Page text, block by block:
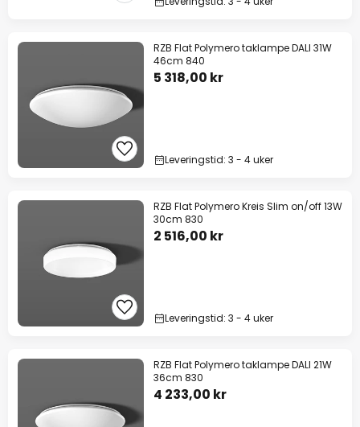
RZB Flat Polymero taklampe DALI 31W
46cm 840
5 318,00 kr
Leveringstid: 3 - 4 uker
RZB Flat Polymero Kreis Slim on/off 13W
30cm 830
2 516,00 kr
Leveringstid: 3 - 4 uker
RZB Flat Polymero taklampe DALI 21W
36cm 830
4 233,00 kr